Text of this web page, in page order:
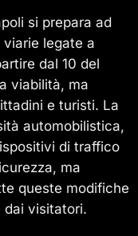
si prepara ad
legate a
dal 10 del
viabilità, ma
e turisti. La
automobilistica,
di traffico
ma
queste modifiche
dai visitatori.